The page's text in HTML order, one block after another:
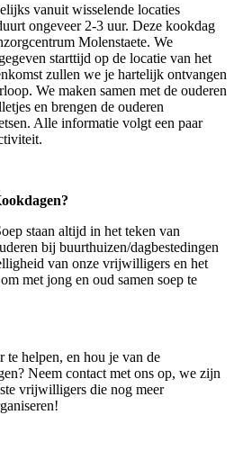
vanuit wisselende locaties
ongeveer 2-3 uur. Deze kookdag
Molenstaete. We
starttijd op de locatie van het
zullen we je hartelijk ontvangen
We maken samen met de ouderen
en brengen de ouderen
Alle informatie volgt een paar
staan altijd in het teken van
bij buurthuizen/dagbestedingen
van onze vrijwilligers en het
met jong en oud samen soep te
helpen, en hou je van de
Neem contact met ons op, we zijn
vrijwilligers die nog meer